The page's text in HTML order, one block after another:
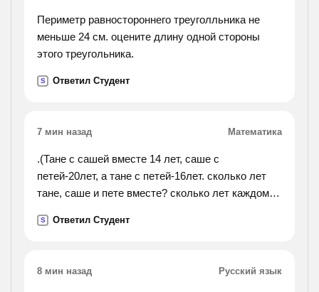
Периметр равностороннего треуголльника не
меньше 24 см. оцените длину одной стороны
этого треугольника.
S Ответил Студент
7 мин назад Математика
.(Тане с сашей вместе 14 лет, саше с
петей-20лет, а тане с петей-16лет. сколько лет
тане, саше и пете вместе? сколько лет каждому
S Ответил Студент
8 мин назад Русский язык